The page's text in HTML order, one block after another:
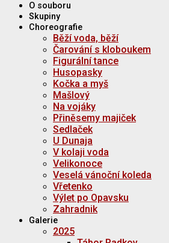
O souboru
Skupiny
Choreografie
Běží voda, běží
Čarování s kloboukem
Figurální tance
Husopasky
Kočka a myš
Mašlový
Na vojáky
Přiněsemy majiček
Sedlaček
U Dunaja
V kolaji voda
Velikonoce
Veselá vánoční koleda
Vřetenko
Výlet po Opavsku
Zahradnik
Galerie
2025